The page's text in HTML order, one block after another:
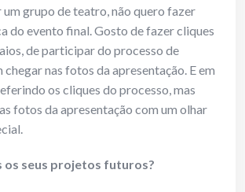
grupo de teatro, não quero fazer
do evento final. Gosto de fazer cliques
de participar do processo de
chegar nas fotos da apresentação. E em
os cliques do processo, mas
fotos da apresentação com um olhar
os seus projetos futuros?